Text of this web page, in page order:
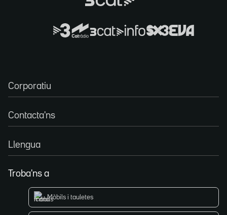
Corporatiu
Contacta'ns
Llengua
Troba'ns a
Mòbils i tauletes